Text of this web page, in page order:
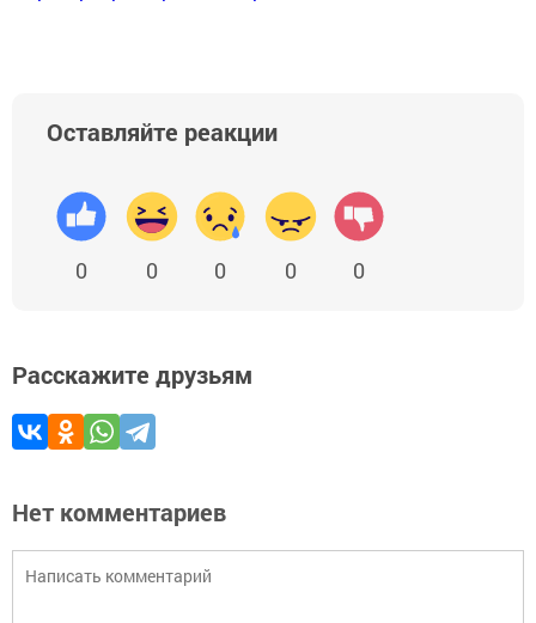
Оставляйте реакции
0 0 0 0 0
Расскажите друзьям
Нет комментариев